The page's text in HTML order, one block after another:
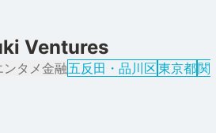
Ventures
ンタメ金融五反田・品川区東京都関